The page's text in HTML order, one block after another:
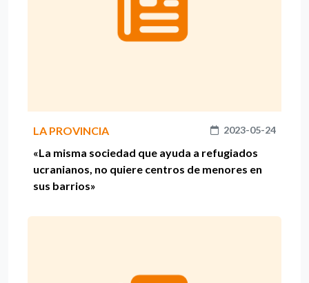
LA PROVINCIA 2023-05-24
«La misma sociedad que ayuda a refugiados
ucranianos, no quiere centros de menores en
sus barrios»